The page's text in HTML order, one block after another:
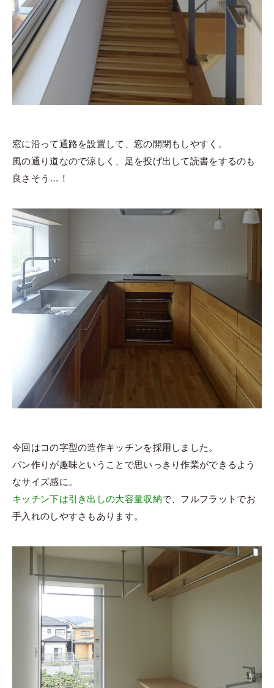
窓に沿って通路を設置して、窓の開閉もしやすく。
風の通り道なので涼しく、足を投げ出して読書をするのも
良さそう…！
今回はコの字型の造作キッチンを採用しました。
パン作りが趣味ということで思いっきり作業ができるよう
なサイズ感に。
キッチン下は引き出しの大容量収納で、フルフラットでお
手入れのしやすさもあります。